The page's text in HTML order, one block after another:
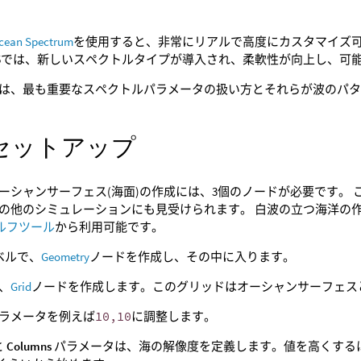
Spectrumを使用すると、非常にリアルで高度にカスタマイズ
では、新しいスペクトルタイプが導入され、柔軟性が向上し、可
、最も重要なスペクトルパラメータの扱い方とそれらが波のパ
ットアップ
シャンサーフェス(海面)の作成には、3個のノードが必要です。
他のシミュレーションにも見受けられます。 白波の立つ海洋の
フツールから利用可能です。
ルで、Geometryノードを作成し、その中に入ります。
Gridノードを作成します。このグリッドはオーシャンサーフェ
メータを例えば10,10に調整します。
Columns パラメータは、海の解像度を定義します。値を高くす